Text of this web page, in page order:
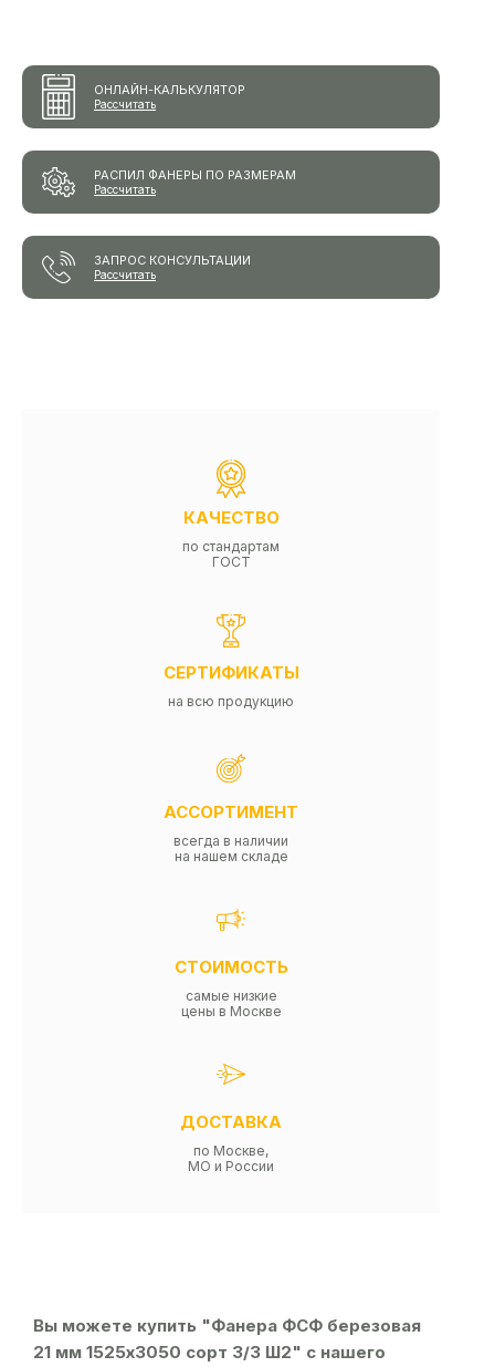
ОНЛАЙН-КАЛЬКУЛЯТОР
Рассчитать
РАСПИЛ ФАНЕРЫ ПО РАЗМЕРАМ
Рассчитать
ЗАПРОС КОНСУЛЬТАЦИИ
Рассчитать
КАЧЕСТВО
по стандартам
ГОСТ
СЕРТИФИКАТЫ
на всю продукцию
АССОРТИМЕНТ
всегда в наличии
на нашем складе
СТОИМОСТЬ
самые низкие
цены в Москве
ДОСТАВКА
по Москве,
МО и России
Вы можете купить "Фанера ФСФ березовая
21 мм 1525х3050 сорт 3/3 Ш2" с нашего